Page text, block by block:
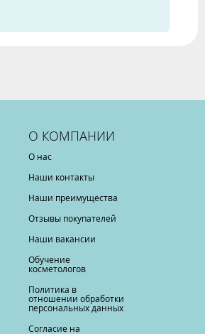
О КОМПАНИИ
О нас
Наши контакты
Наши преимущества
Отзывы покупателей
Наши вакансии
Обучение
косметологов
Политика в
отношении обработки
персональных данных
Согласие на